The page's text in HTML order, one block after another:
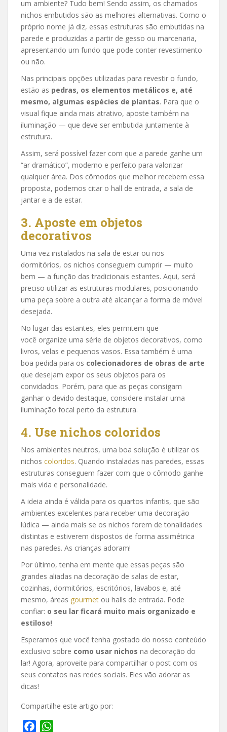
um ambiente? Tudo bem! Sendo assim, os chamados
nichos embutidos são as melhores alternativas. Como o
próprio nome já diz, essas estruturas são embutidas na
parede e produzidas a partir de gesso ou marcenaria,
apresentando um fundo que pode conter revestimento
ou não.
Nas principais opções utilizadas para revestir o fundo,
estão as pedras, os elementos metálicos e, até
mesmo, algumas espécies de plantas. Para que o
visual fique ainda mais atrativo, aposte também na
iluminação — que deve ser embutida juntamente à
estrutura.
Assim, será possível fazer com que a parede ganhe um
“ar dramático”, moderno e perfeito para valorizar
qualquer área. Dos cômodos que melhor recebem essa
proposta, podemos citar o hall de entrada, a sala de
jantar e a de estar.
3. Aposte em objetos
decorativos
Uma vez instalados na sala de estar ou nos
dormitórios, os nichos conseguem cumprir — muito
bem — a função das tradicionais estantes. Aqui, será
preciso utilizar as estruturas modulares, posicionando
uma peça sobre a outra até alcançar a forma de móvel
desejada.
No lugar das estantes, eles permitem que
você organize uma série de objetos decorativos, como
livros, velas e pequenos vasos. Essa também é uma
boa pedida para os colecionadores de obras de arte
que desejam expor os seus objetos para os
convidados. Porém, para que as peças consigam
ganhar o devido destaque, considere instalar uma
iluminação focal perto da estrutura.
4. Use nichos coloridos
Nos ambientes neutros, uma boa solução é utilizar os
nichos coloridos. Quando instaladas nas paredes, essas
estruturas conseguem fazer com que o cômodo ganhe
mais vida e personalidade.
A ideia ainda é válida para os quartos infantis, que são
ambientes excelentes para receber uma decoração
lúdica — ainda mais se os nichos forem de tonalidades
distintas e estiverem dispostos de forma assimétrica
nas paredes. As crianças adoram!
Por último, tenha em mente que essas peças são
grandes aliadas na decoração de salas de estar,
cozinhas, dormitórios, escritórios, lavabos e, até
mesmo, áreas gourmet ou halls de entrada. Pode
confiar: o seu lar ficará muito mais organizado e
estiloso!
Esperamos que você tenha gostado do nosso conteúdo
exclusivo sobre como usar nichos na decoração do
lar! Agora, aproveite para compartilhar o post com os
seus contatos nas redes sociais. Eles vão adorar as
dicas!
Compartilhe este artigo por: